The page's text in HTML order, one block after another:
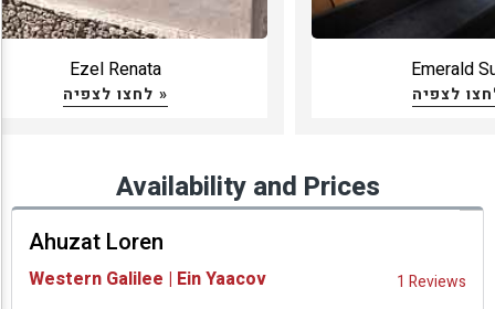
תשמרו על הפרטיות המוחלטת שלכם.
לפרטיות מושלמת, ואינטימיות זוגית המשולבות בנופש איכותי ויוקרתי מומלץ לבחור נופש
אינטימי בצימר מבודד ואקסקלוסיבי.
Ezel Renata
לחצו לצפיה »
Emerald
Availability and Prices
Ahuzat Loren
Western Galilee | Ein Yaacov 1 Reviews